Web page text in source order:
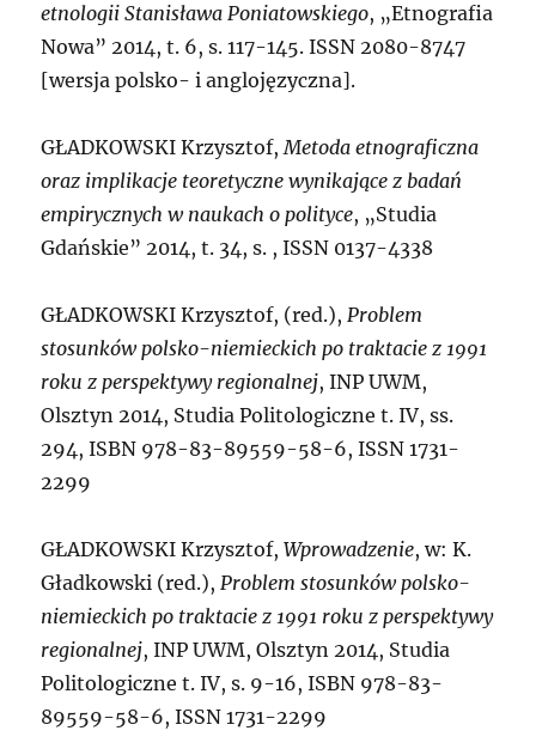
etnologii Stanisława Poniatowskiego, „Etnografia
Nowa” 2014, t. 6, s. 117-145. ISSN 2080-8747
[wersja polsko- i anglojęzyczna].
GŁADKOWSKI Krzysztof, Metoda etnograficzna
oraz implikacje teoretyczne wynikające z badań
empirycznych w naukach o polityce, „Studia
Gdańskie” 2014, t. 34, s. , ISSN 0137-4338
GŁADKOWSKI Krzysztof, (red.),Problem
stosunków polsko-niemieckich po traktacie z 1991
roku z perspektywy regionalnej, INP UWM,
Olsztyn 2014, Studia Politologiczne t. IV, ss.
294, ISBN 978-83-89559-58-6, ISSN 1731-
2299
GŁADKOWSKIKrzysztof, Wprowadzenie, w: K.
Gładkowski (red.),Problem stosunków polsko-
niemieckich po traktacie z 1991 roku z perspektywy
regionalnej, INP UWM, Olsztyn 2014, Studia
Politologiczne t. IV, s. 9-16, ISBN 978-83-
89559-58-6, ISSN 1731-2299